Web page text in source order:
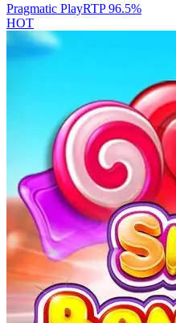
Pragmatic PlayRTP96.5%
HOT